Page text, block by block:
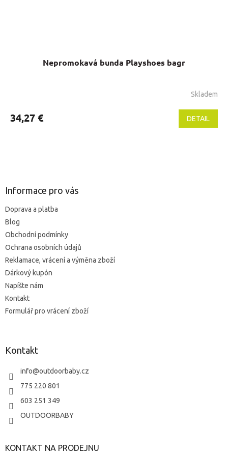
Nepromokavá bunda Playshoes bagr
Skladem
34,27 € DETAIL
Informace pro vás
Doprava a platba
Blog
Obchodní podmínky
Ochrana osobních údajů
Reklamace, vrácení a výměna zboží
Dárkový kupón
Napíšte nám
Kontakt
Formulář pro vrácení zboží
Kontakt
info@outdoorbaby.cz
775 220 801
603 251 349
OUTDOORBABY
KONTAKT NA PRODEJNU